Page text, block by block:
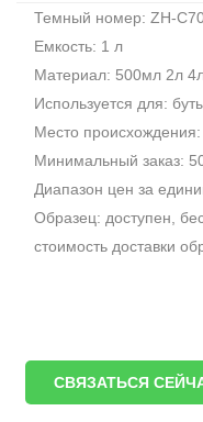
Темный номер: ZH-
Емкость: 1 л
Материал: 500мл 2л
Используется для:
Место происхождения:
Минимальный заказ:
Диапазон цен за
Образец: доступен,
стоимость доставки
СВЯЗАТЬСЯ